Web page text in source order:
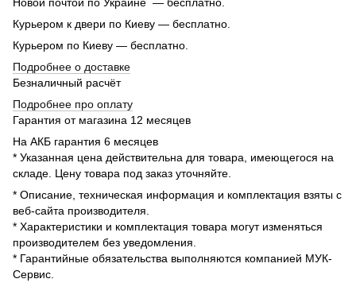
Курьером к двери по Киеву — бесплатно.
Курьером по Киеву — бесплатно.
Подробнее о доставке
Безналичный расчёт
Подробнее про оплату
Гарантия от магазина 12 месяцев
На АКБ гарантия 6 месяцев
* Указанная цена действительна для товара, имеющегося на
складе. Цену товара под заказ уточняйте.
* Описание, техническая информация и комплектация взяты с
веб-сайта производителя.
* Характеристики и комплектация товара могут изменяться
производителем без уведомления.
* Гарантийные обязательства выполняются компанией МУК-
Сервис.